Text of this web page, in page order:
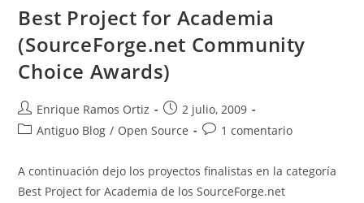
(SourceForge.net
Community
Awards)
Best Project for Academia
(SourceForge.net Community
Choice Awards)
Autor
de
Enrique Ramos Ortiz
Publicación
de
2 julio, 2009
Categoría
la
entrada:
Antiguo Blog / Open Source
Comentarios
la
entrada:
1 comentario
A continuación dejo los proyectos finalistas en la categoría
Best Project for Academia de los SourceForge.net